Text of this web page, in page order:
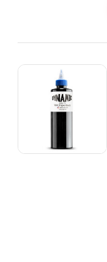
Количество